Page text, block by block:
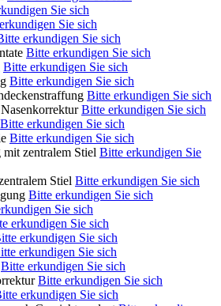
Sie sich
Sie sich
erkundigen Sie sich
Bitte erkundigen Sie sich
Bitte erkundigen Sie sich
Bitte erkundigen Sie sich
Bitte erkundigen Sie sich
Bitte erkundigen Sie sich
Bitte erkundigen Sie sich
Bitte erkundigen Sie sich
zentralem Stiel Bitte erkundigen Sie
Stiel Bitte erkundigen Sie sich
Bitte erkundigen Sie sich
Sie sich
erkundigen Sie sich
erkundigen Sie sich
erkundigen Sie sich
Bitte erkundigen Sie sich
Bitte erkundigen Sie sich
erkundigen Sie sich